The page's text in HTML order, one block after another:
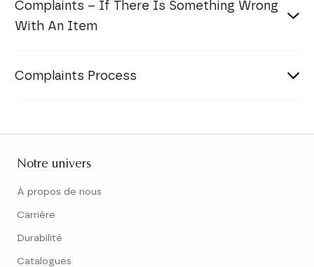
Complaints – If There Is Something Wrong
With An Item
Complaints Process
Notre univers
À propos de nous
Carrière
Durabilité
Catalogues